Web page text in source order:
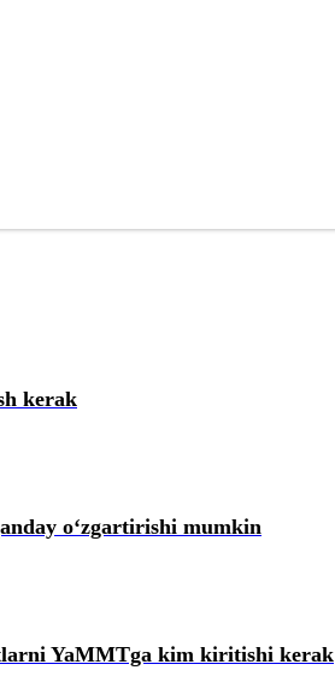
kerak
oʻzgartirishi mumkin
YaMMTga kim kiritishi kerak